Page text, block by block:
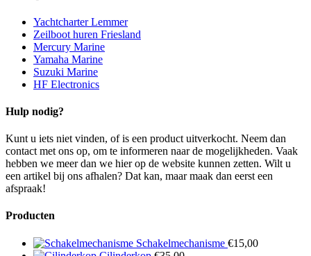
Yachtcharter Lemmer
Zeilboot huren Friesland
Mercury Marine
Yamaha Marine
Suzuki Marine
HF Electronics
Hulp nodig?
Kunt u iets niet vinden, of is een product uitverkocht. Neem dan
contact met ons op, om te informeren naar de mogelijkheden. Vaak
hebben we meer dan we hier op de website kunnen zetten. Wilt u
een artikel bij ons afhalen? Dat kan, maar maak dan eerst een
afspraak!
Producten
Schakelmechanisme €15,00